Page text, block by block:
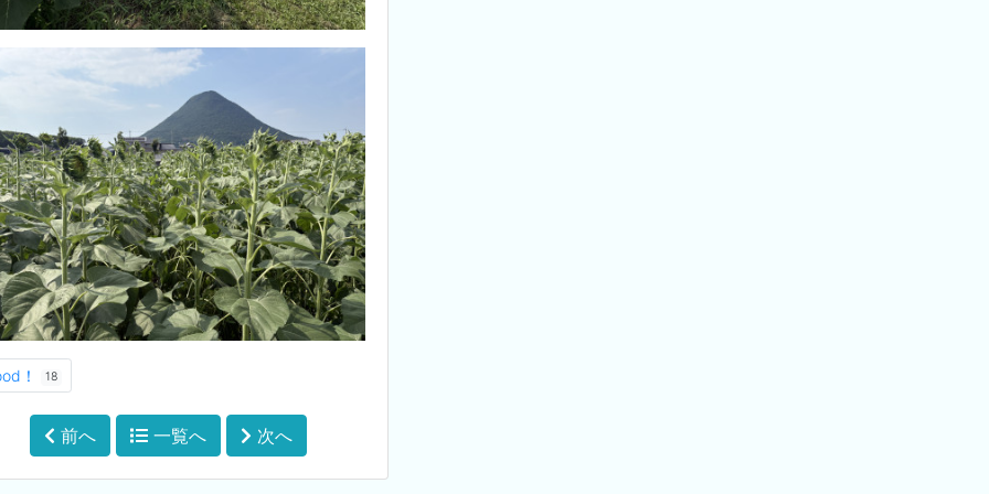
！ 18
前へ 一覧へ 次へ